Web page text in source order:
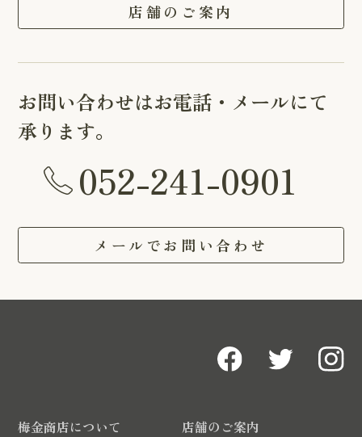
店舗のご案内
お問い合わせはお電話・メールにて
承ります。
052-241-0901
メールでお問い合わせ
梅金商店について 店舗のご案内